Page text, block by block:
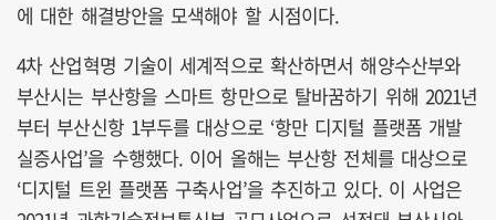
에 대한 해결방안을 모색해야 할 시점이다.
4차 산업혁명 기술이 세계적으로 확산하면서 해양수산부와
부산시는 부산항을 스마트 항만으로 탈바꿈하기 위해 2021년
부터 부산신항 1부두를 대상으로 ‘항만 디지털 플랫폼 개발
실증사업’을 수행했다. 이어 올해는 부산항 전체를 대상으로
‘디지털 트윈 플랫폼 구축사업’을 추진하고 있다. 이 사업은